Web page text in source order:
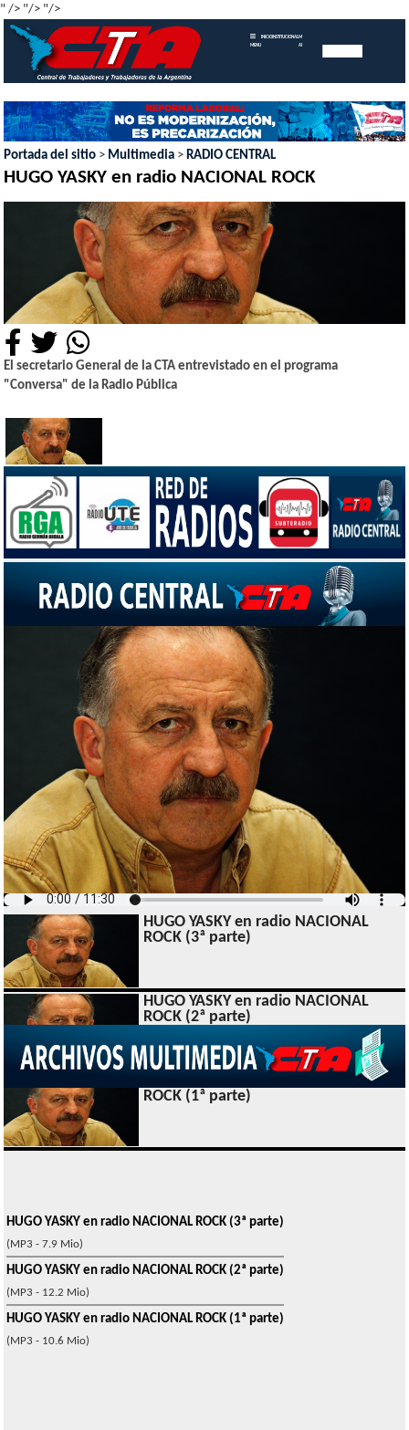
" /> "/> "/>
MENU
INICIOINSTITUCIONAL MEMORIAS
ANUALES
Portada del sitio > Multimedia > RADIO CENTRAL
HUGO YASKY en radio NACIONAL ROCK
El secretario General de la CTA entrevistado en el programa
"Conversa" de la Radio Pública
HUGO YASKY en radio NACIONAL
ROCK (3ª parte)
HUGO YASKY en radio NACIONAL
ROCK (2ª parte)
HUGO YASKY en radio NACIONAL
ROCK (1ª parte)
HUGO YASKY en radio NACIONAL ROCK (3ª parte)
(MP3 - 7.9 Mio)
HUGO YASKY en radio NACIONAL ROCK (2ª parte)
(MP3 - 12.2 Mio)
HUGO YASKY en radio NACIONAL ROCK (1ª parte)
(MP3 - 10.6 Mio)